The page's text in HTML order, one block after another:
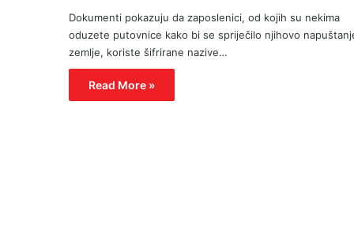
Dokumenti pokazuju da zaposlenici, od kojih su nekima
oduzete putovnice kako bi se spriječilo njihovo
zemlje, koriste šifrirane nazive…
Read More »